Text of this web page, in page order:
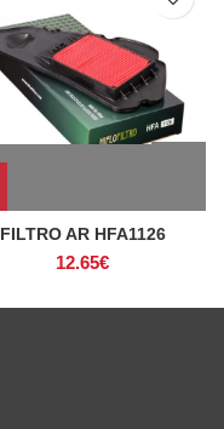
FILTRO AR HFA1126
12.65€